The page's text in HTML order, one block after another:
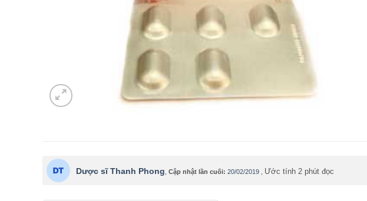
Dược sĩ Thanh Phong Cập nhật lần cuối: 20/02/2019 Ước tính 2 phút đọc